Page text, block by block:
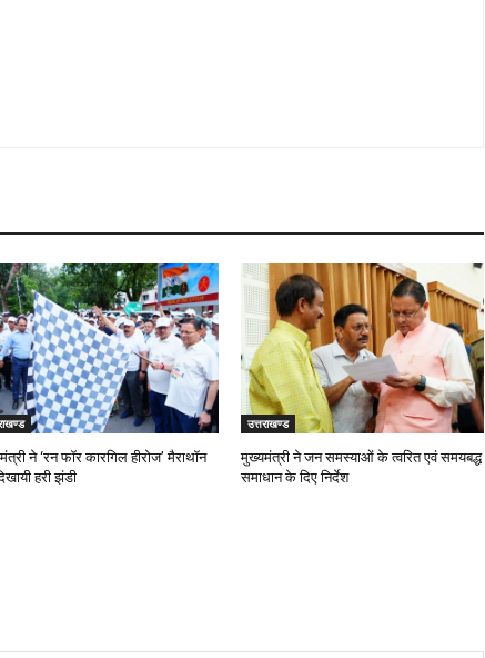
ने ‘रन फॉर कारगिल हीरोज’ मैराथॉन
हरी झंडी
उत्तराखण्ड
मुख्यमंत्री ने जन समस्याओं के त्वरित एवं समयबद्ध
समाधान के दिए निर्देश